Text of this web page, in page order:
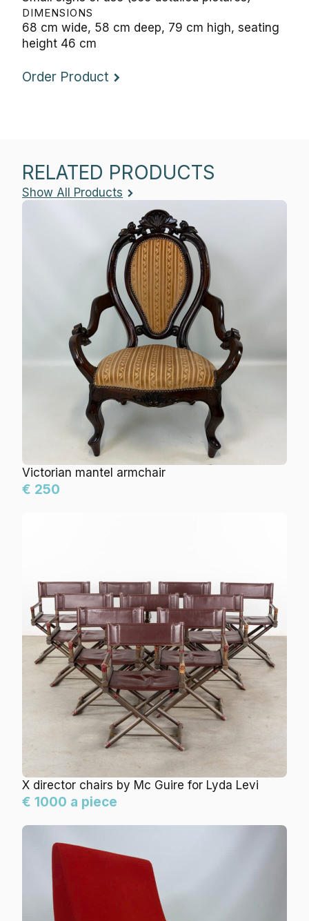
Iconic design form the 60s
Small signs of use (see detailed pictures)
DIMENSIONS
68 cm wide, 58 cm deep, 79 cm high, seating
height 46 cm
RELATED PRODUCTS
X director chairs by Mc Guire for Lyda Levi
€ 1000 a piece